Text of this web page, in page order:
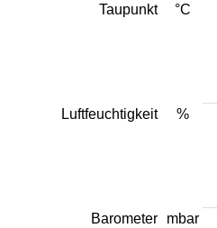
Taupunkt °C
Luftfeuchtigkeit %
Barometer mbar